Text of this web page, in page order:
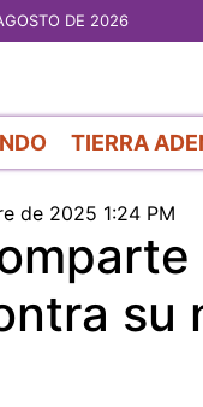
DE 2026
TIERRA
de 2025 1:24 PM
su